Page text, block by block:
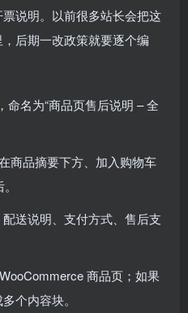
说明。以前很多站长会把这
后期一改政策就要逐个编
命名为“商品页售后说明 – 全
商品摘要下方、加入购物车
送说明、支付方式、售后支
商品页；如果
个内容块。